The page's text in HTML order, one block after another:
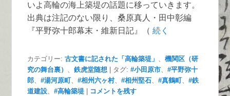
いよ高輪の海上築堤の話題に移っていきます。
出典は注記のない限り、桑原真人・田中彰編
『平野弥十郎幕末・維新日記』（続く
カテゴリー: 古文書に記された「高輪築堤」 、機関区（研
究の舞台裏） 、鉄虎堂随想 タグ: #小田原市、#平野弥十
郎、#湯河原町、#相州六ヶ村、#相州堅石、#真鶴町、#鉄
道建設、#高輪築堤 コメントを残す